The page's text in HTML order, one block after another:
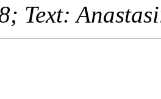
Text: